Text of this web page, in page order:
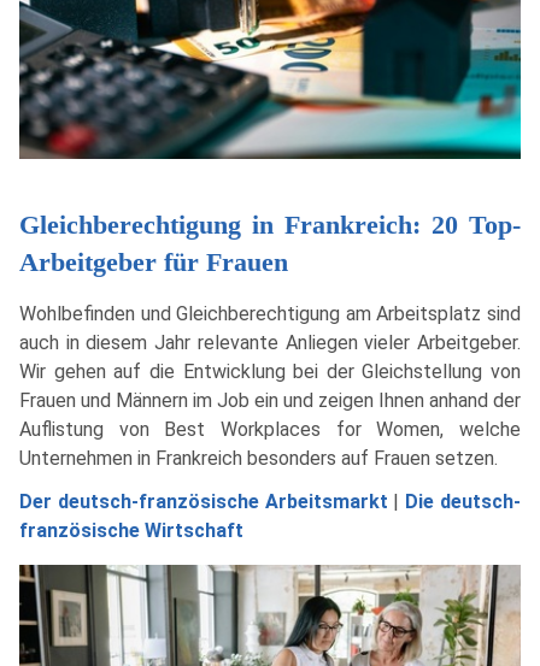
Gleichberechtigung in Frankreich: 20 Top-
Arbeitgeber für Frauen
Wohlbefinden und Gleichberechtigung am Arbeitsplatz sind
auch in diesem Jahr relevante Anliegen vieler Arbeitgeber.
Wir gehen auf die Entwicklung bei der Gleichstellung von
Frauen und Männern im Job ein und zeigen Ihnen anhand der
Auflistung von Best Workplaces for Women, welche
Unternehmen in Frankreich besonders auf Frauen setzen.
Der deutsch-französische Arbeitsmarkt | Die deutsch-
französische Wirtschaft